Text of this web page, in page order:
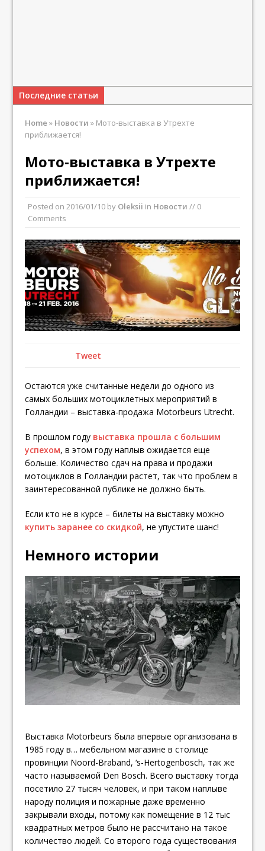
Последние статьи
Home » Новости » Мото-выставка в Утрехте
приближается!
Мото-выставка в Утрехте
приближается!
Posted on 2016/01/10 by Oleksii in Новости // 0
Comments
Tweet
Остаются уже считанные недели до одного из
самых больших мотоциклетных мероприятий в
Голландии – выставка-продажа Motorbeurs Utrecht.
В прошлом году выставка прошла с большим
успехом, в этом году наплыв ожидается еще
больше. Количество сдач на права и продажи
мотоциклов в Голландии растет, так что проблем в
заинтересованной публике не должно быть.
Если кто не в курсе – билеты на выставку можно
купить заранее со скидкой, не упустите шанс!
Немного истории
Выставка Motorbeurs была впервые организована в
1985 году в… мебельном магазине в столице
провинции Noord-Braband, ‘s-Hertogenbosch, так же
часто называемой Den Bosch. Всего выставку тогда
посетило 27 тысяч человек, и при таком наплыве
народу полиция и пожарные даже временно
закрывали входы, потому как помещение в 12 тыс
квадратных метров было не рассчитано на такое
количество людей. Со второго года существования